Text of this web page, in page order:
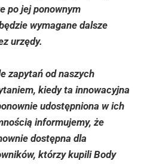
po jej ponownym
wymagane dalsze
urzędy.
zapytań od naszych
kiedy ta innowacyjna
udostępniona w ich
informujemy, że
dostępna dla
którzy kupili Body